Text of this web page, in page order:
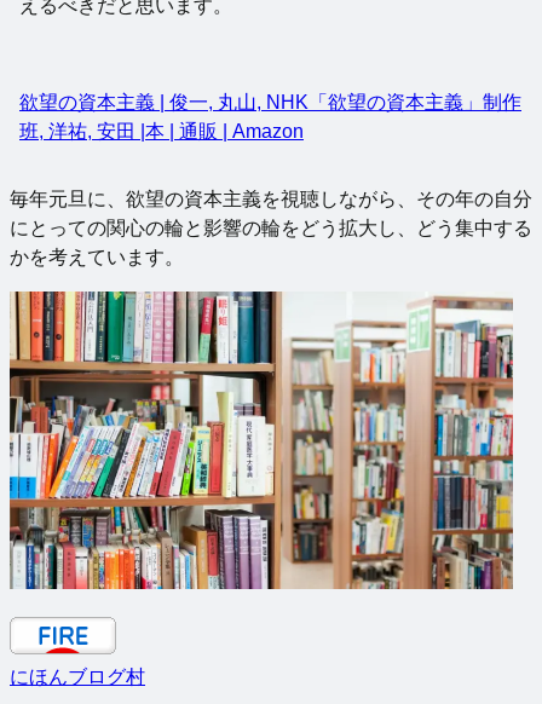
えるべきだと思います。
欲望の資本主義 | 俊一, 丸山, NHK「欲望の資本主義」制作
班, 洋祐, 安田 |本 | 通販 | Amazon
毎年元旦に、欲望の資本主義を視聴しながら、その年の自分
にとっての関心の輪と影響の輪をどう拡大し、どう集中する
かを考えています。
にほんブログ村